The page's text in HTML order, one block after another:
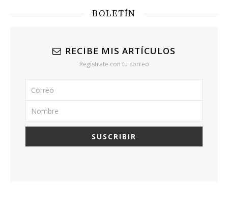
BOLETÍN
RECIBE MIS ARTÍCULOS
Regístrate con tu correo